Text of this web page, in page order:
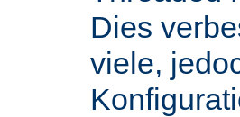
Dies
viele,